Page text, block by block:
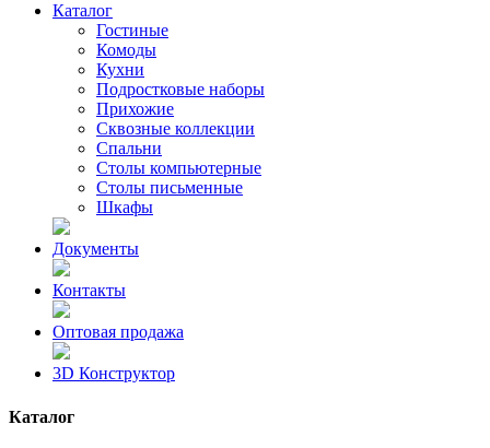
Каталог
Гостиные
Комоды
Кухни
Подростковые наборы
Прихожие
Сквозные коллекции
Спальни
Столы компьютерные
Столы письменные
Шкафы
Документы
Контакты
Оптовая продажа
3D Конструктор
Каталог